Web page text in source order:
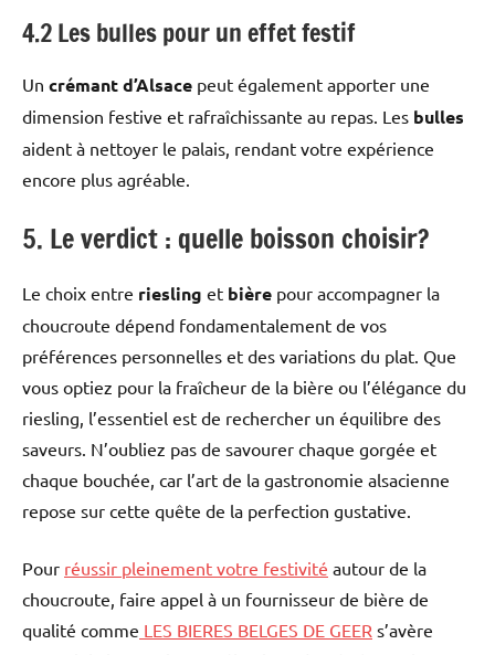
4.2 Les bulles pour un effet festif
Un crémant d’Alsace peut également apporter une
dimension festive et rafraîchissante au repas. Les bulles
aident à nettoyer le palais, rendant votre expérience
encore plus agréable.
5. Le verdict : quelle boisson choisir?
Le choix entre riesling et bière pour accompagner la
choucroute dépend fondamentalement de vos
préférences personnelles et des variations du plat. Que
vous optiez pour la fraîcheur de la bière ou l’élégance du
riesling, l’essentiel est de rechercher un équilibre des
saveurs. N’oubliez pas de savourer chaque gorgée et
chaque bouchée, car l’art de la gastronomie alsacienne
repose sur cette quête de la perfection gustative.
Pour réussir pleinement votre festivité autour de la
choucroute, faire appel à un fournisseur de bière de
qualité comme LES BIERES BELGES DE GEER s’avère